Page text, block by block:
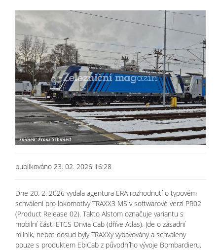
publikováno 23. 02. 2026 16:28
Dne 20. 2. 2026 vydala agentura ERA rozhodnutí o typovém
schválení pro lokomotivy TRAXX3 MS v softwarové verzi PR02
(Product Release 02). Takto Alstom označuje variantu s
mobilní části ETCS Onvia Cab (dříve Atlas). Jde o zásadní
milník, neboť dosud byly TRAXXy vybavovány a schváleny
pouze s produktem EbiCab z původního vývoje Bombardieru.